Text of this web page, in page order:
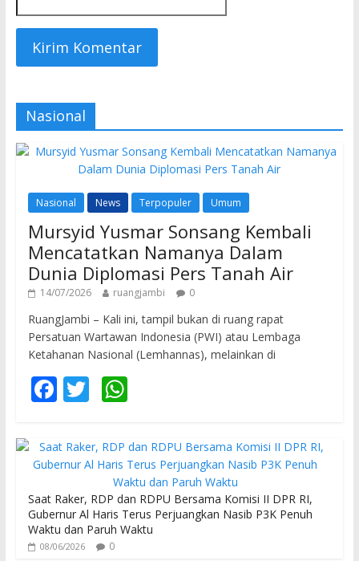
Nasional
Nasional News Terpopuler Umum
Mursyid Yusmar Sonsang Kembali
Mencatatkan Namanya Dalam
Dunia Diplomasi Pers Tanah Air
14/07/2026 ruangjambi 0
RuangJambi – Kali ini, tampil bukan di ruang rapat
Persatuan Wartawan Indonesia (PWI) atau Lembaga
Ketahanan Nasional (Lemhannas), melainkan di
F
e
b
o
o
k
T
itt
er
W
at
s
A
p
p
Saat Raker, RDP dan RDPU Bersama Komisi II DPR RI,
Gubernur Al Haris Terus Perjuangkan Nasib P3K Penuh
Waktu dan Paruh Waktu
08/06/2026 0